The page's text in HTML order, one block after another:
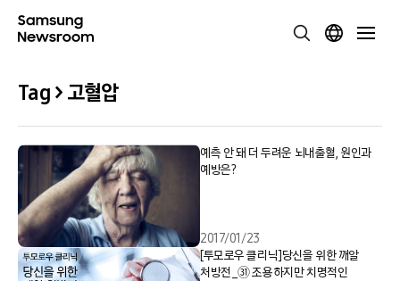
Tag > 고혈압
예측 안 돼 더 두려운 뇌내출혈, 원인과
예방은?
2017/01/23
[투모로우 클리닉]당신을 위한 깨알
처방전_㉛ 조용하지만 치명적인